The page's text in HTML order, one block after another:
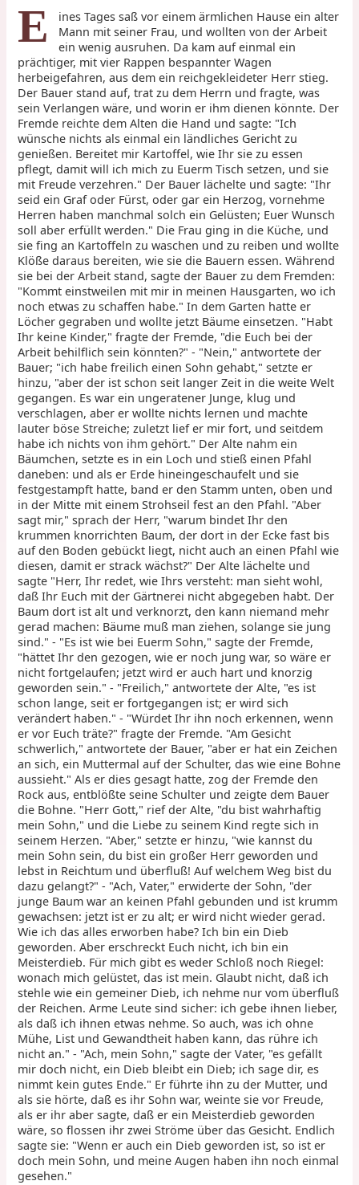
E
ines Tages saß vor einem ärmlichen Hause ein alter
Mann mit seiner Frau, und wollten von der Arbeit
ein wenig ausruhen. Da kam auf einmal ein
prächtiger, mit vier Rappen bespannter Wagen
herbeigefahren, aus dem ein reichgekleideter Herr stieg.
Der Bauer stand auf, trat zu dem Herrn und fragte, was
sein Verlangen wäre, und worin er ihm dienen könnte. Der
Fremde reichte dem Alten die Hand und sagte: "Ich
wünsche nichts als einmal ein ländliches Gericht zu
genießen. Bereitet mir Kartoffel, wie Ihr sie zu essen
pflegt, damit will ich mich zu Euerm Tisch setzen, und sie
mit Freude verzehren." Der Bauer lächelte und sagte: "Ihr
seid ein Graf oder Fürst, oder gar ein Herzog, vornehme
Herren haben manchmal solch ein Gelüsten; Euer Wunsch
soll aber erfüllt werden." Die Frau ging in die Küche, und
sie fing an Kartoffeln zu waschen und zu reiben und wollte
Klöße daraus bereiten, wie sie die Bauern essen. Während
sie bei der Arbeit stand, sagte der Bauer zu dem Fremden:
"Kommt einstweilen mit mir in meinen Hausgarten, wo ich
noch etwas zu schaffen habe." In dem Garten hatte er
Löcher gegraben und wollte jetzt Bäume einsetzen. "Habt
Ihr keine Kinder," fragte der Fremde, "die Euch bei der
Arbeit behilflich sein könnten?" - "Nein," antwortete der
Bauer; "ich habe freilich einen Sohn gehabt," setzte er
hinzu, "aber der ist schon seit langer Zeit in die weite Welt
gegangen. Es war ein ungeratener Junge, klug und
verschlagen, aber er wollte nichts lernen und machte
lauter böse Streiche; zuletzt lief er mir fort, und seitdem
habe ich nichts von ihm gehört." Der Alte nahm ein
Bäumchen, setzte es in ein Loch und stieß einen Pfahl
daneben: und als er Erde hineingeschaufelt und sie
festgestampft hatte, band er den Stamm unten, oben und
in der Mitte mit einem Strohseil fest an den Pfahl. "Aber
sagt mir," sprach der Herr, "warum bindet Ihr den
krummen knorrichten Baum, der dort in der Ecke fast bis
auf den Boden gebückt liegt, nicht auch an einen Pfahl wie
diesen, damit er strack wächst?" Der Alte lächelte und
sagte "Herr, Ihr redet, wie Ihrs versteht: man sieht wohl,
daß Ihr Euch mit der Gärtnerei nicht abgegeben habt. Der
Baum dort ist alt und verknorzt, den kann niemand mehr
gerad machen: Bäume muß man ziehen, solange sie jung
sind." - "Es ist wie bei Euerm Sohn," sagte der Fremde,
"hättet Ihr den gezogen, wie er noch jung war, so wäre er
nicht fortgelaufen; jetzt wird er auch hart und knorzig
geworden sein." - "Freilich," antwortete der Alte, "es ist
schon lange, seit er fortgegangen ist; er wird sich
verändert haben." - "Würdet Ihr ihn noch erkennen, wenn
er vor Euch träte?" fragte der Fremde. "Am Gesicht
schwerlich," antwortete der Bauer, "aber er hat ein Zeichen
an sich, ein Muttermal auf der Schulter, das wie eine Bohne
aussieht." Als er dies gesagt hatte, zog der Fremde den
Rock aus, entblößte seine Schulter und zeigte dem Bauer
die Bohne. "Herr Gott," rief der Alte, "du bist wahrhaftig
mein Sohn," und die Liebe zu seinem Kind regte sich in
seinem Herzen. "Aber," setzte er hinzu, "wie kannst du
mein Sohn sein, du bist ein großer Herr geworden und
lebst in Reichtum und überfluß! Auf welchem Weg bist du
dazu gelangt?" - "Ach, Vater," erwiderte der Sohn, "der
junge Baum war an keinen Pfahl gebunden und ist krumm
gewachsen: jetzt ist er zu alt; er wird nicht wieder gerad.
Wie ich das alles erworben habe? Ich bin ein Dieb
geworden. Aber erschreckt Euch nicht, ich bin ein
Meisterdieb. Für mich gibt es weder Schloß noch Riegel:
wonach mich gelüstet, das ist mein. Glaubt nicht, daß ich
stehle wie ein gemeiner Dieb, ich nehme nur vom überfluß
der Reichen. Arme Leute sind sicher: ich gebe ihnen lieber,
als daß ich ihnen etwas nehme. So auch, was ich ohne
Mühe, List und Gewandtheit haben kann, das rühre ich
nicht an." - "Ach, mein Sohn," sagte der Vater, "es gefällt
mir doch nicht, ein Dieb bleibt ein Dieb; ich sage dir, es
nimmt kein gutes Ende." Er führte ihn zu der Mutter, und
als sie hörte, daß es ihr Sohn war, weinte sie vor Freude,
als er ihr aber sagte, daß er ein Meisterdieb geworden
wäre, so flossen ihr zwei Ströme über das Gesicht. Endlich
sagte sie: "Wenn er auch ein Dieb geworden ist, so ist er
doch mein Sohn, und meine Augen haben ihn noch einmal
gesehen."